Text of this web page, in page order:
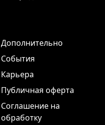
Дополнительно
События
Карьера
Публичная оферта
Соглашение на
обработку